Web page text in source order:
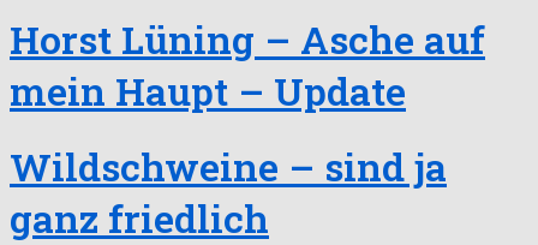
Horst Lüning – Asche auf
mein Haupt – Update
Wildschweine – sind ja
ganz friedlich